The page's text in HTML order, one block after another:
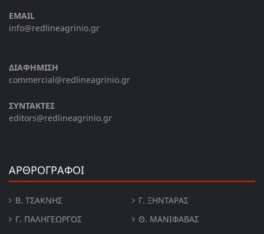
EMAIL
info@redlineagrinio.gr
ΔΙΑΦΗΜΙΣΗ
commercial@redlineagrinio.gr
ΣΥΝΤΑΚΤΕΣ
editors@redlineagrinio.gr
ΑΡΘΡΟΓΡΑΦΟΙ
Β. ΤΣΆΚΝΗΣ
Γ. ΞΗΝΤΆΡΑΣ
Γ. ΠΑΛΗΓΕΏΡΓΟΣ
Θ. ΜΑΝΙΦΑΒΑΣ